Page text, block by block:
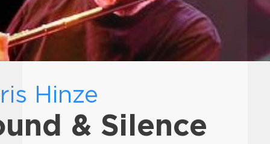
Hinze
& Silence